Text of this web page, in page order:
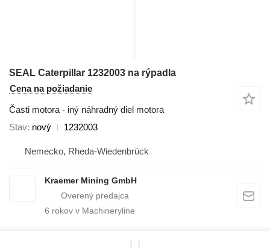
SEAL Caterpillar 1232003 na rýpadla
Cena na požiadanie
Časti motora - iný náhradný diel motora
Stav nový 1232003
Nemecko, Rheda-Wiedenbrück
Kraemer Mining GmbH
6 rokov v Machineryline